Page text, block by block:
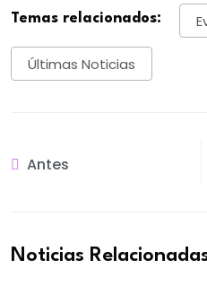
Temas relacionados:
Últimas Noticias
Antes
Noticias